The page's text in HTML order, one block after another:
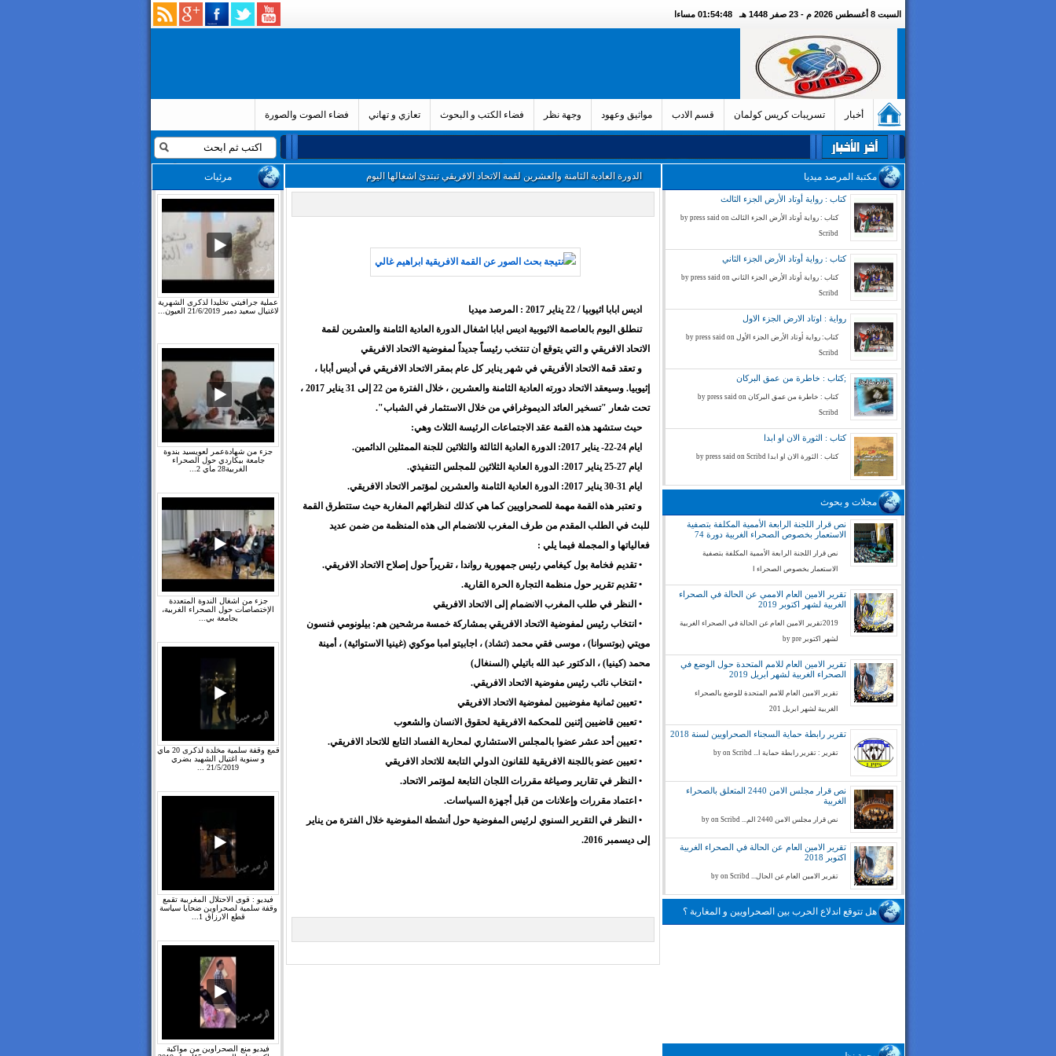
السبت 8 أغسطس 2026 م - 23 صفر 1448 هـ 01:54:49 مساءا
أخبار تسريبات كريس كولمان قسم الادب مواثيق وعهود وجهة نظر فضاء الكتب و البحوث تعازي و تهاني فضاء الصوت والصورة
مكتبة المرصد ميديا
كتاب : رواية أوتاد الأرض الجزء الثالث
كتاب : رواية أوتاد الأرض الجزء الثالث by press said on
Scribd
كتاب : رواية أوتاد الأرض الجزء الثاني
كتاب : رواية أوتاد الأرض الجزء الثاني by press said on
Scribd
رواية : اوتاد الارض الجزء الاول
كتاب: رواية أوتاد الأرض الجزء الأول by press said on
Scribd
;كتاب : خاطرة من عمق البركان
كتاب : خاطرة من عمق البركان by press said on
Scribd
كتاب : الثورة الان او ابدا
كتاب : الثورة الان او ابدا by press said on Scribd
مجلات و بحوث
نص قرار اللجنة الرابعة الأممية المكلفة بتصفية
الاستعمار بخصوص الصحراء الغربية دورة 74
نص قرار اللجنة الرابعة الأممية المكلفة بتصفية
الاستعمار بخصوص الصحراء ا
تقرير الامين العام الاممي عن الحالة في الصحراء
الغربية لشهر اكتوبر 2019
2019تقرير الامين العام عن الحالة في الصحراء الغربية
لشهر اكتوبر by pre
تقرير الامين العام للامم المتحدة حول الوضع في
الصحراء الغربية لشهر ابريل 2019
تقرير الامين العام للامم المتحدة للوضع بالصحراء
الغربية لشهر ابريل 201
تقرير رابطة حماية السجناء الصحراويين لسنة 2018
تقرير : تقرير رابطة حماية ا... by on Scribd
نص قرار مجلس الامن 2440 المتعلق بالصحراء
الغربية
نص قرار مجلس الامن 2440 الم... by on Scribd
تقرير الامين العام عن الحالة في الصحراء الغربية
اكتوبر 2018
تقرير الامين العام عن الحال... by on Scribd
هل تتوقع اندلاع الحرب بين الصحراويين و المغاربة ؟
مرئيات
عملية جرافيتي تخليدا لذكرى الشهرية
لاغتيال سعيد دمبر 21/6/2019 العيون...
جزء من شهادةعمر لعويسيد بندوة
جامعة بيكاردي حول الصحراء
الغربية28 ماي 2...
جزء من اشغال الندوة المتعددة
الإختصاصات حول الصحراء الغربية،
بجامعة بي...
قمع وقفة سلمية مخلدة لذكرى 20 ماي
و سنوية اغتيال الشهيد بضري
21/5/2019 ...
فيديو : قوى الاحتلال المغربية تقمع
وقفة سلمية لصحراوين ضحايا سياسة
قطع الارزاق 1...
فيديو منع الصحراوين من مواكبة
الدورة العادية الثامنة والعشرين لقمة الاتحاد الافريقي تبتدئ اشغالها اليوم
اديس ابابا اثيوبيا / 22 يناير 2017 : المرصد ميديا
تنطلق اليوم بالعاصمة الاثيوبية اديس ابابا اشغال الدورة العادية الثامنة والعشرين لقمة
الاتحاد الافريقي و التي يتوقع أن تنتخب رئيساً جديداً لمفوضية الاتحاد الافريقي
و تعقد قمة الاتحاد الأفريقي في شهر يناير كل عام بمقر الاتحاد الافريقي في أديس أبابا ،
إثيوبيا. وسيعقد الاتحاد دورته العادية الثامنة والعشرين ، خلال الفترة من 22 إلى 31 يناير 2017 ،
تحت شعار "تسخير العائد الديموغرافي من خلال الاستثمار في الشباب".
حيث ستشهد هذه القمة عقد الاجتماعات الرئيسة الثلاث وهي:
ايام 24-22- يناير 2017: الدورة العادية الثالثة والثلاثين للجنة الممثلين الدائمين.
ايام 27-25 يناير 2017: الدورة العادية الثلاثين للمجلس التنفيذي.
ايام 31-30 يناير 2017: الدورة العادية الثامنة والعشرين لمؤتمر الاتحاد الافريقي.
و تعتبر هذه القمة مهمة للصحراويين كما هي كذلك لنظرائهم المغاربة حيث ستتطرق القمة
للبث في الطلب المقدم من طرف المغرب للانضمام الى هذه المنظمة من ضمن عديد
فعالياتها و المجملة فيما يلي :
• تقديم فخامة بول كيغامي رئيس جمهورية رواندا ، تقريراً حول إصلاح الاتحاد الافريقي.
• تقديم تقرير حول منظمة التجارة الحرة القارية.
• النظر في طلب المغرب الانضمام إلى الاتحاد الافريقي
• انتخاب رئيس لمفوضية الاتحاد الافريقي بمشاركة خمسة مرشحين هم: بيلونومي فنسون
مويتي (بوتسوانا) ، موسى فقي محمد (تشاد) ، اجابيتو امبا موكوي (غينيا الاستوائية) ، أمينة
محمد (كينيا) ، الدكتور عبد الله باتيلي (السنغال)
• انتخاب نائب رئيس مفوضية الاتحاد الافريقي.
• تعيين ثمانية مفوضيين لمفوضية الاتحاد الافريقي
• تعيين قاضيين إثنين للمحكمة الافريقية لحقوق الانسان والشعوب
• تعيين أحد عشر عضوا بالمجلس الاستشاري لمحاربة الفساد التابع للاتحاد الافريقي.
• تعيين عضو باللجنة الافريقية للقانون الدولي التابعة للاتحاد الافريقي
• النظر في تقارير وصياغة مقررات اللجان التابعة لمؤتمر الاتحاد.
• اعتماد مقررات وإعلانات من قبل أجهزة السياسات.
• النظر في التقرير السنوي لرئيس المفوضية حول أنشطة المفوضية خلال الفترة من يناير
إلى ديسمبر 2016.